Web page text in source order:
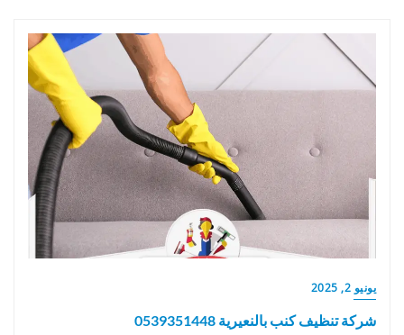
يونيو 2, 2025
شركة تنظيف كنب بالنعيرية 0539351448